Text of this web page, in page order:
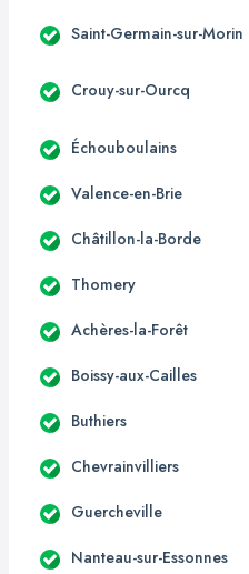
Saint-Germain-sur-Morin
Crouy-sur-Ourcq
Échouboulains
Valence-en-Brie
Châtillon-la-Borde
Thomery
Achères-la-Forêt
Boissy-aux-Cailles
Buthiers
Chevrainvilliers
Guercheville
Nanteau-sur-Essonnes